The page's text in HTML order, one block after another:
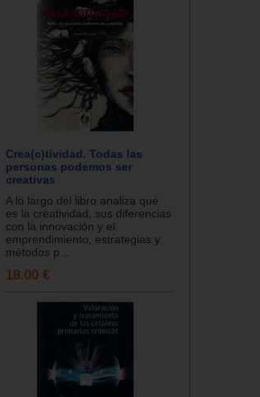
Crea(c)tividad. Todas las
personas podemos ser
creativas
A lo largo del libro analiza qué
es la creatividad, sus diferencias
con la innovación y el
emprendimiento, estrategias y
métodos p...
18.00 €